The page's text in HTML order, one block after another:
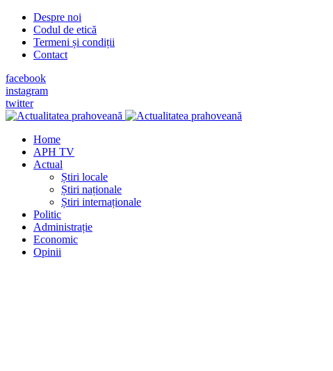
Despre noi
Codul de etică
Termeni și condiții
Contact
facebook
instagram
twitter
Home
APH TV
Actual
Știri locale
Știri naționale
Știri internaționale
Politic
Administrație
Economic
Opinii